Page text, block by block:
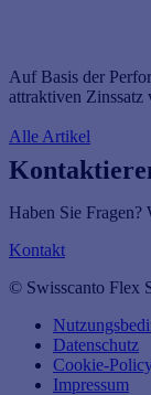
Auf Basis der
attraktiven Zinssatz
Alle Artikel
Haben Sie Fragen?
Kontakt
© Swisscanto Flex
Datenschutz
Cookie-
Impressum